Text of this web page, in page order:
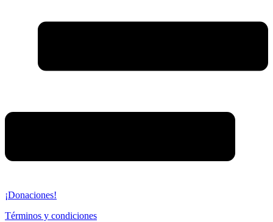
¡Donaciones!
Términos y condiciones